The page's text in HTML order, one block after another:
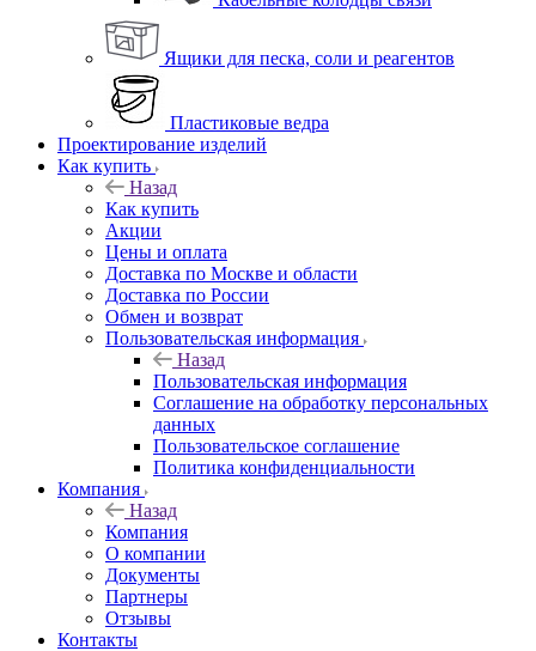
Ящики для песка, соли и реагентов
Пластиковые ведра
Проектирование изделий
Как купить
Назад
Как купить
Акции
Цены и оплата
Доставка по Москве и области
Доставка по России
Обмен и возврат
Пользовательская информация
Назад
Пользовательская информация
Соглашение на обработку персональных
данных
Пользовательское соглашение
Политика конфиденциальности
Компания
Назад
Компания
О компании
Документы
Партнеры
Отзывы
Контакты